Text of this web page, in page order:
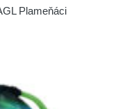
Plameňáci